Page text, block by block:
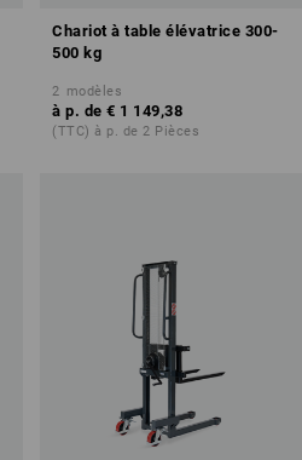
Chariot à table élévatrice 300-
500 kg
2 modèles
à p. de € 1 149,38
(TTC) à p. de 2 Pièces